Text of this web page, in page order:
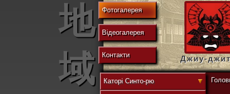
地
域
Фотогалерея
Відеогалерея
Контакти Джиу-
Каторі Синто-рю